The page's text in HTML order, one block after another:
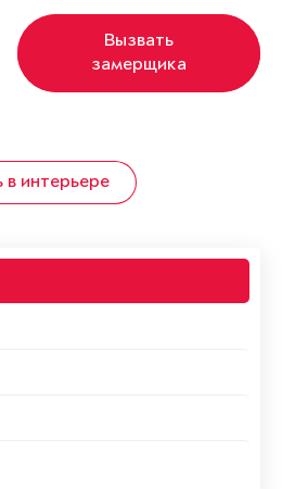
Вызвать
замерщика
интерьере